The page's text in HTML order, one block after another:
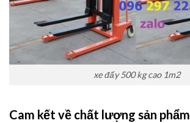
xe đẩy 500 kg cao 1m2
Cam kết về chất lượng sản phẩm